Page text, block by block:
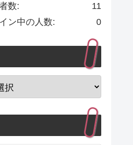
11
数:
0
ン中の人数: